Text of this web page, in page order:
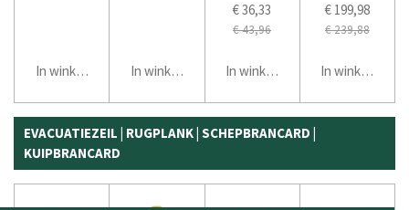
In winkelwagen In winkelwagen
€ 36,33
€ 43,96
In winkelwagen
€ 199,98
€ 239,88
In winkelwagen
EVACUATIEZEIL | RUGPLANK | SCHEPBRANCARD |
KUIPBRANCARD